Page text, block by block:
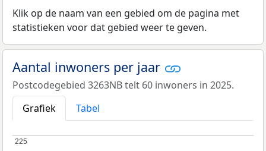
Klik op de naam van een gebied om de pagina met
statistieken voor dat gebied weer te geven.
Aantal inwoners per jaar
Postcodegebied 3263NB telt 60 inwoners in 2025.
Grafiek
Tabel
225
225